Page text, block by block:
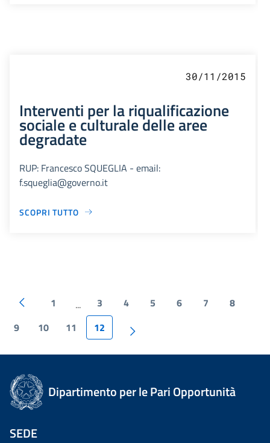
30/11/2015
Interventi per la riqualificazione
sociale e culturale delle aree
degradate
RUP: Francesco SQUEGLIA - email:
f.squeglia@governo.it
SCOPRI TUTTO
1 ... 3 4 5 6 7
8
9
10 11 12
Dipartimento per le Pari Opportunità
SEDE